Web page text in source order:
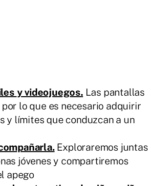
y videojuegos.Las pantallas
lo que es necesario adquirir
y límites que conduzcan a un
Exploraremos juntas
jóvenes y compartiremos
apego